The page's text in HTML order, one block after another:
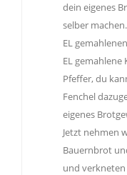
dein eigenes
selber
EL
EL gemahlene
Pfeffer, du
Fenchel
eigenes
Jetzt nehmen
Bauernbrot
und